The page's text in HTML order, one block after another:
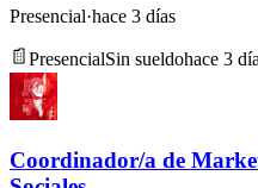
Presencial·hace 3 días
PresencialSin sueldohace 3
Coordinador/a de